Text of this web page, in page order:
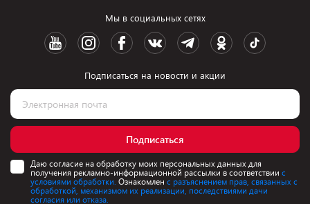
Мы в социальных сетях
Подписаться на новости и акции
Подписаться
Даю согласие на обработку моих персональных данных для
получения рекламно-информационной рассылки в соответствии с
условиями обработки. Ознакомлен с разъяснением прав, связанных с
обработкой, механизмом их реализации, последствиями дачи
согласия или отказа.